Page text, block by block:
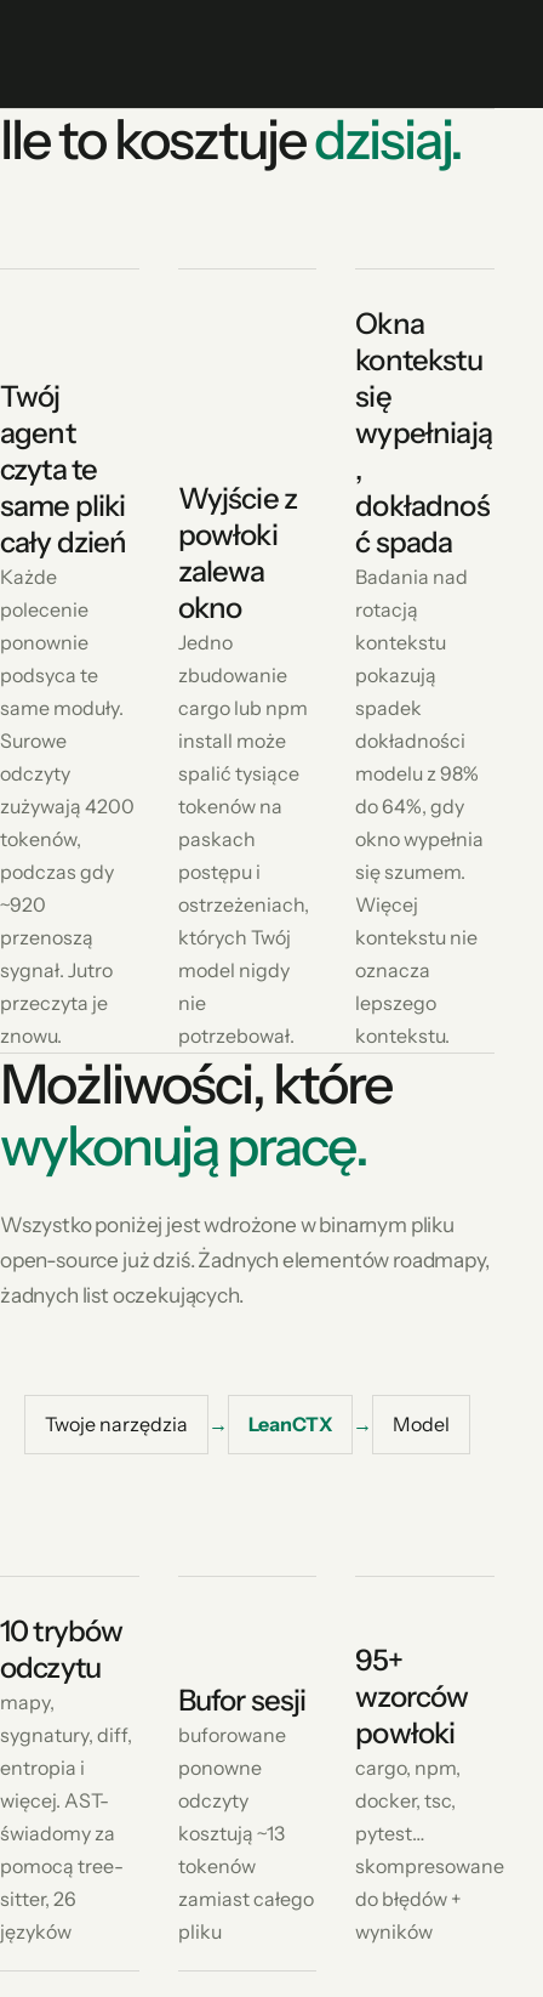
Ile to kosztujedzisiaj.
Twój
agent
czyta te
same pliki
cały dzień
Każde
polecenie
ponownie
podsyca te
same moduły.
Surowe
odczyty
zużywają 4200
tokenów,
podczas gdy
~920
przenoszą
sygnał. Jutro
przeczyta je
znowu.
Wyjście z
powłoki
zalewa
okno
Jedno
zbudowanie
cargo lub npm
install może
spalić tysiące
tokenów na
paskach
postępu i
ostrzeżeniach,
których Twój
model nigdy
nie
potrzebował.
Okna
kontekstu
się
wypełniają
,
dokładnoś
ć spada
Badania nad
rotacją
kontekstu
pokazują
spadek
dokładności
modelu z 98%
do 64%, gdy
okno wypełnia
się szumem.
Więcej
kontekstu nie
oznacza
lepszego
kontekstu.
Możliwości, które
wykonują pracę.
Wszystko poniżej jest wdrożone w binarnym pliku
open-source już dziś. Żadnych elementów roadmapy,
żadnych list oczekujących.
Twoje narzędzia → LeanCTX → Model
10 trybów
odczytu
mapy,
sygnatury, diff,
entropia i
więcej. AST-
świadomy za
pomocą tree-
sitter, 26
języków
Bufor sesji
buforowane
ponowne
odczyty
kosztują ~13
tokenów
zamiast całego
pliku
95+
wzorców
powłoki
cargo, npm,
docker, tsc,
pytest…
skompresowane
do błędów +
wyników